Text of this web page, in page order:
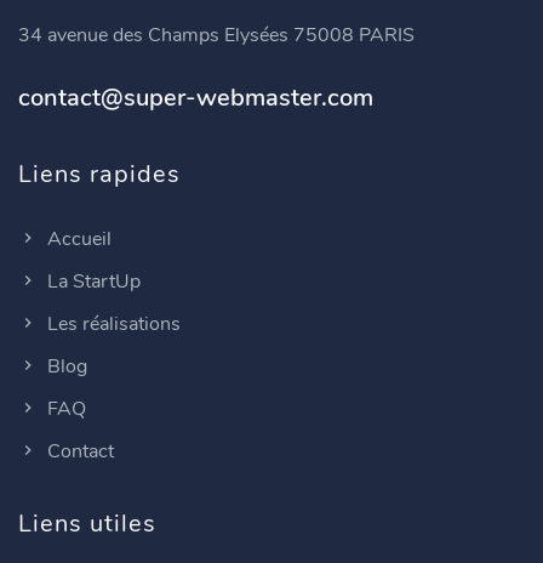
34 avenue des Champs Elysées 75008 PARIS
contact@super-webmaster.com
Liens rapides
Accueil
La StartUp
Les réalisations
Blog
FAQ
Contact
Liens utiles